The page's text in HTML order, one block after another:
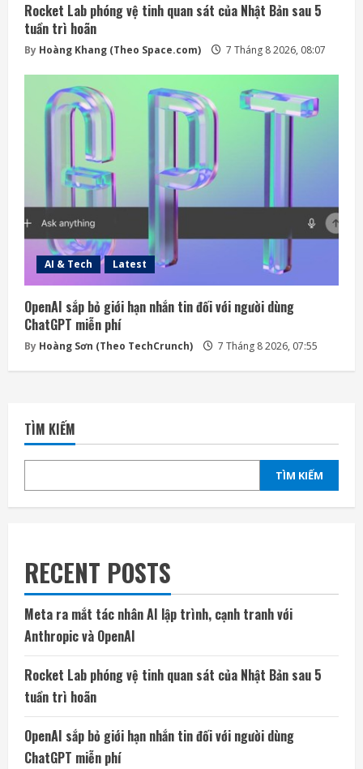
Rocket Lab phóng vệ tinh quan sát của Nhật Bản sau 5
tuần trì hoãn
By Hoàng Khang (Theo Space.com) 7 Tháng 8 2026, 08:07
AI & Tech Latest
OpenAI sắp bỏ giới hạn nhắn tin đối với người dùng
ChatGPT miễn phí
By Hoàng Sơn (Theo TechCrunch) 7 Tháng 8 2026, 07:55
TÌM KIẾM
TÌM KIẾM
RECENT POSTS
Meta ra mắt tác nhân AI lập trình, cạnh tranh với
Anthropic và OpenAI
Rocket Lab phóng vệ tinh quan sát của Nhật Bản sau 5
tuần trì hoãn
OpenAI sắp bỏ giới hạn nhắn tin đối với người dùng
ChatGPT miễn phí